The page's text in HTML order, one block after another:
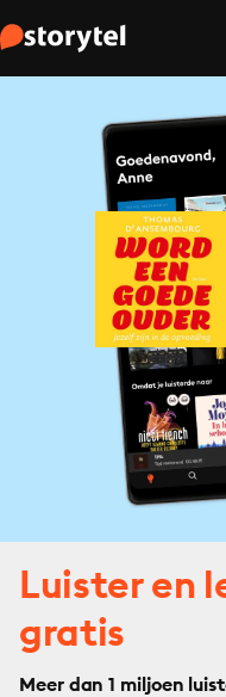
Luister en
gratis
Meer dan 1 miljoen